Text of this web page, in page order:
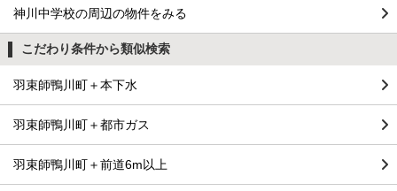
神川中学校の周辺の物件をみる
こだわり条件から類似検索
羽束師鴨川町＋本下水
羽束師鴨川町＋都市ガス
羽束師鴨川町＋前道6m以上